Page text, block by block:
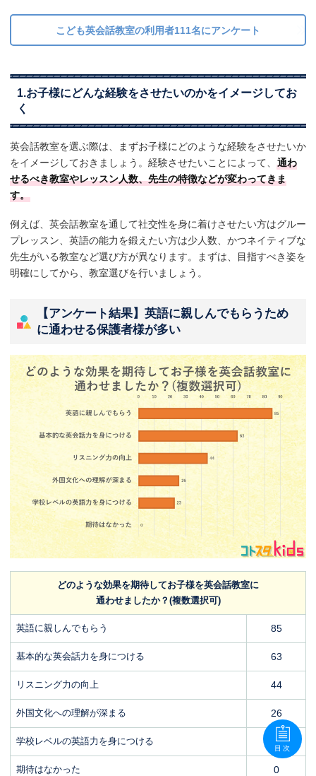
こども英会話教室の利用者111名にアンケート
1.お子様にどんな経験をさせたいのかをイメージしてお
く
英会話教室を選ぶ際は、まずお子様にどのような経験をさせたいか
をイメージしておきましょう。経験させたいことによって、 通わ
せるべき教室やレッスン人数、先生の特徴などが変わってきま
す。
例えば、英会話教室を通して社交性を身に着けさせたい方はグルー
プレッスン、英語の能力を鍛えたい方は少人数、かつネイティブな
先生がいる教室など選び方が異なります。まずは、目指すべき姿を
明確にしてから、教室選びを行いましょう。
【アンケート結果】英語に親しんでもらうため
に通わせる保護者様が多い
どのような効果を期待してお子様を英会話教室に
通わせましたか？(複数選択可)
英語に親しんでもらう 85
基本的な英会話力を身につける 63
リスニング力の向上 44
外国文化への理解が深まる 26
学校レベルの英語力を身につける 23
期待はなかった 0
目次